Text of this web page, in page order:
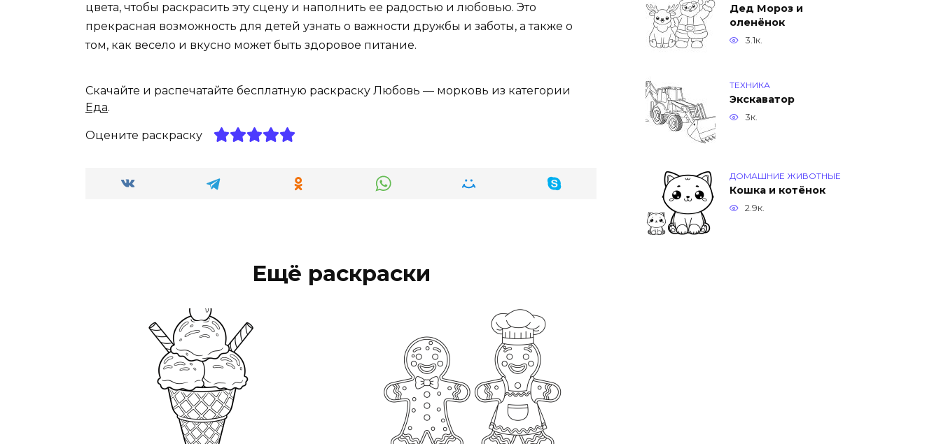
цвета, чтобы раскрасить эту сцену и наполнить ее радостью и любовью. Это
прекрасная возможность для детей узнать о важности дружбы и заботы, а также о
том, как весело и вкусно может быть здоровое питание.
Скачайте и распечатайте бесплатную раскраску Любовь — морковь из категории
Еда.
Оцените раскраску
Ещё раскраски
Дед Мороз и
оленёнок
3.1к.
ТЕХНИКА
Экскаватор
3к.
ДОМАШНИЕ ЖИВОТНЫЕ
Кошка и котёнок
2.9к.